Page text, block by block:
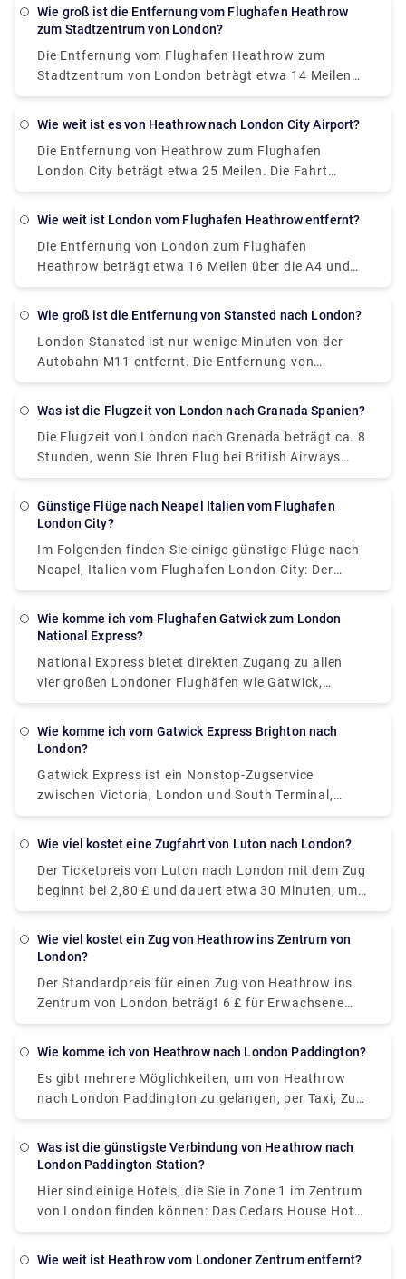
Entfernung zwischen Heathrow und Stansted
Heathrow und London beträgt etwa 25 Meilen. Die
Entfernung zwischen Heathrow und Luton beträgt
Wie groß ist die Entfernung vom Flughafen Heathrow
zum Stadtzentrum von London?
Die Entfernung vom Flughafen Heathrow zum
Stadtzentrum von London beträgt etwa 14 Meilen
über die M4 und A4. Wenn Sie am schnellsten
den Heathrow Express, dessen Nonstop-Züge Sie in
nur 30 Minuten vom Terminal (Flughafen Heathrow)
ins Stadtzentrum bringen, oder Sie können auch ein
privates Transfertaxi von unserer Website buchen
(Rydeu ) kostet £45–£70 und die Fahrzeit beträgt
Wie weit ist es von Heathrow nach London City Airport?
Die Entfernung von Heathrow zum Flughafen
London City beträgt etwa 25 Meilen. Die Fahrt
dauert 1 Stunde mit dem Taxi, 20 Minuten mit dem
Wie weit ist London vom Flughafen Heathrow entfernt?
Die Entfernung von London zum Flughafen
Heathrow beträgt etwa 16 Meilen über die A4 und
M4. Die Kosten nach London betragen 45–70 £ mit
Die Fahrzeit beträgt etwa 1 Stunde mit dem Taxi, 15-
20 Minuten mit dem Zug, 30 Minuten mit dem Auto.
Die Dauer kann jedoch je nach Verkehr, Abholzeit,
Wetterbedingungen usw. variieren.
Wie groß ist die Entfernung von Stansted nach London?
London Stansted ist nur wenige Minuten von der
Autobahn M11 entfernt. Die Entfernung von
Stansted zum Zentrum von London beträgt etwa 40
mit einem privaten Transfertaxi, in 50 Minuten mit
dem Stansted Express-Zugservice und in 1,5
Stunden mit einem Mietwagen.
Was ist die Flugzeit von London nach Granada Spanien?
Die Flugzeit von London nach Grenada beträgt ca. 8
Stunden, wenn Sie Ihren Flug bei British Airways
buchen. Der Flug wird zunächst in etwa 6 Stunden in
Karibikinsel Grenada nehmen, der für die Strecke
Günstige Flüge nach Neapel Italien vom Flughafen
London City?
Im Folgenden finden Sie einige günstige Flüge nach
Neapel, Italien vom Flughafen London City: Der
Startpreis für Ryanair-Flüge beträgt £ 31. Der
SWISS bei (88 £). Das Beste daran ist, dass keine
es vor 24 Stunden nach der Buchung stornieren.
Wenn Sie die Buchung nach 24 Stunden stornieren,
Inlandsreisen 92 £ und 331 £ für internationale
Reisen.
Wie komme ich vom Flughafen Gatwick zum London
National Express?
National Express bietet direkten Zugang zu allen
vier großen Londoner Flughäfen wie Gatwick,
Heathrow, Luton und Stansted. Ihre Busse fahren
Gatwick zur Victoria Coach Station, London, mit
schnellste Fahrt bringt Sie in etwa 2 Stunden
dorthin. Haltestellen zwischen dem Flughafen
(South Terminal, North Terminal), Lower Kingswood,
Banstead, Belmont, Sutton Rail Station, Sutton
Centre, Rosehill, Mitcham, Streatham, Stockwell,
Vauxhall und Victoria Coach Station.
Wie komme ich vom Gatwick Express Brighton nach
London?
Gatwick Express ist ein Nonstop-Zugservice
zwischen Victoria, London und South Terminal,
Flughafen Gatwick. Der Gatwick Express fährt von
Startpreis beträgt 19,90 £ und die Fahrt zum Ziel
dauert etwa 1 Stunde.
Wie viel kostet eine Zugfahrt von Luton nach London?
Der Ticketpreis von Luton nach London mit dem Zug
beginnt bei 2,80 £ und dauert etwa 30 Minuten, um
29 Meilen mit einer Frequenz von 677 Zügen pro Tag
können die Fahrtzeiten länger als angegeben sein.
Wie viel kostet ein Zug von Heathrow ins Zentrum von
London?
Der Standardpreis für einen Zug von Heathrow ins
Zentrum von London beträgt 6 £ für Erwachsene
oder mit einer kontaktlosen Kreditkarte kostet eine
Fahrplan, Reiseroute und gebuchter Klasse variieren
und ist meist nicht so taschenfreundlich, wenn Sie
tagsüber buchen.
Wie komme ich von Heathrow nach London Paddington?
Es gibt mehrere Möglichkeiten, um von Heathrow
nach London Paddington zu gelangen, per Taxi, Zug
oder Auto. Der beste Weg ist jedoch, einen privaten
kostet (abhängig von Ihrer Abholzeit, Anzahl der
die Strecke zurückzulegen. Sie können das Taxi über
unsere Website (Rydeu) buchen und erhalten eine
direkten Zug nehmen, der von den Heathrow
Was ist die günstigste Verbindung von Heathrow nach
London Paddington Station?
Hier sind einige Hotels, die Sie in Zone 1 im Zentrum
von London finden können: Das Cedars House Hotel
liegt weniger als 1,6 km von der U-Bahnstation West
Wie weit ist Heathrow vom Londoner Zentrum entfernt?